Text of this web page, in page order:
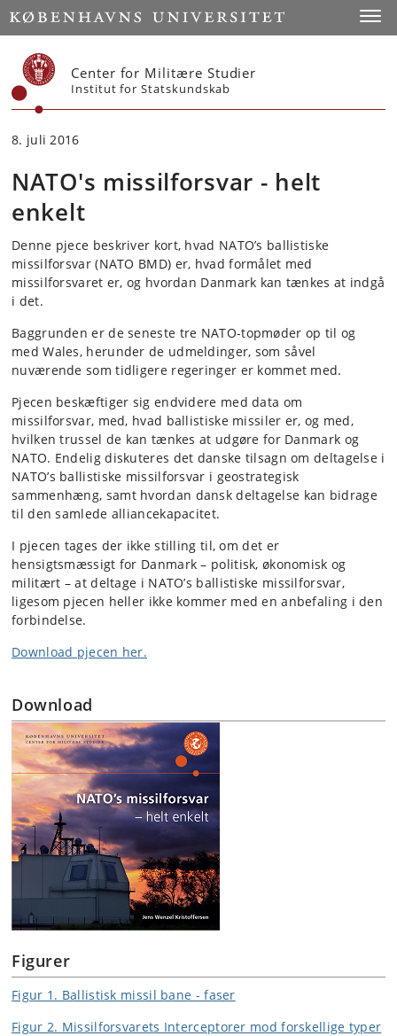
Start
Center for Militære Studier
Institut for Statskundskab
8. juli 2016
NATO's missilforsvar - helt
enkelt
Denne pjece beskriver kort, hvad NATO’s ballistiske
missilforsvar (NATO BMD) er, hvad formålet med
missilforsvaret er, og hvordan Danmark kan tænkes at indgå
i det.
Baggrunden er de seneste tre NATO-topmøder op til og
med Wales, herunder de udmeldinger, som såvel
nuværende som tidligere regeringer er kommet med.
Pjecen beskæftiger sig endvidere med data om
missilforsvar, med, hvad ballistiske missiler er, og med,
hvilken trussel de kan tænkes at udgøre for Danmark og
NATO. Endelig diskuteres det danske tilsagn om deltagelse i
NATO’s ballistiske missilforsvar i geostrategisk
sammenhæng, samt hvordan dansk deltagelse kan bidrage
til den samlede alliancekapacitet.
I pjecen tages der ikke stilling til, om det er
hensigtsmæssigt for Danmark – politisk, økonomisk og
militært – at deltage i NATO’s ballistiske missilforsvar,
ligesom pjecen heller ikke kommer med en anbefaling i den
forbindelse.
Download pjecen her.
Download
Figurer
Figur 1. Ballistisk missil bane - faser
Figur 2. Missilforsvarets Interceptorer mod forskellige typer